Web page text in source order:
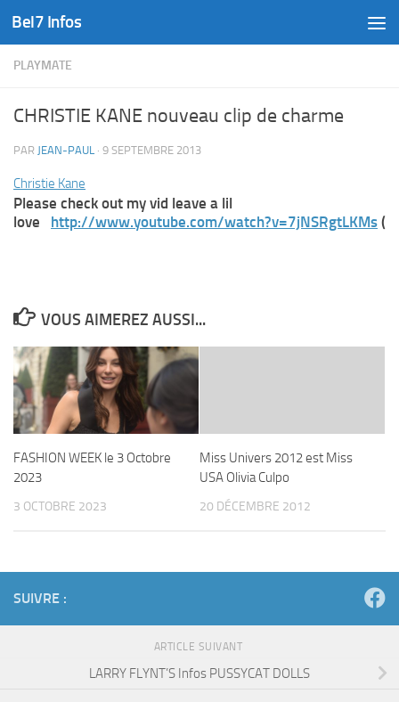
Skip to content
Bel7 Infos
PLAYMATE
CHRISTIE KANE nouveau clip de charme
PAR JEAN-PAUL · 9 SEPTEMBRE 2013
Christie Kane
Please check out my vid leave a lil
love
http://www.youtube.com/watch?v=7jNSRgtLKMs (
VOUS AIMEREZ AUSSI...
FASHION WEEK le 3 Octobre
2023
3 OCTOBRE 2023
Miss Univers 2012 est Miss
USA Olivia Culpo
20 DÉCEMBRE 2012
SUIVRE :
ARTICLE SUIVANT
LARRY FLYNT’S Infos PUSSYCAT DOLLS